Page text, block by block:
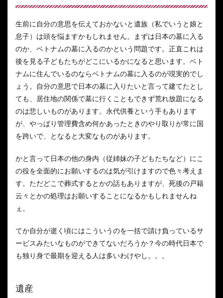
生前に自分の意思を伝えておかないと遺族（私でいうと娘と
息子）は頭を悩ますかもしれません。まずは日本の墓に入る
のか、ベトナムの墓に入るのかという問題です。正直これは
後を見る子どもたちがどこにいるかになると思います。ベト
ナムに住んでいるのならベトナムの墓に入るのが現実的でし
ょう。自分の意思で日本の墓に入りたいと言って建てたとし
ても、居住地の関係で墓に行くこともできず荒れ放題になる
のは悲しいものがあります。永代供養という手もあります
が、やっぱり管理費含め何かあったときのやり取りが常に国
を跨いで、となると大変なものがあります。
かと言って日本の他の身内（従姉妹の子どもたちなど）にこ
の役を全面的にお願いするのは気が引けますので色々考えま
す。ただどこで葬式するとかの話もありますが、死後の戸籍
云々とかの処理はお願いすることになるかもしれませんね
ぇ。
てか自分が逝く頃にはこういうのを一括で請け負っているサ
ービスみたいなものができてないだろうか？今の時代日本で
も独り身で最期を迎える人は多いわけやし。。。
遺産